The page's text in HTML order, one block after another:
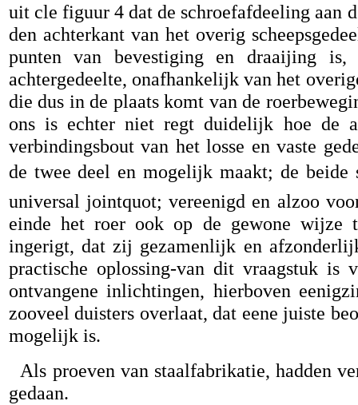
uit cle figuur 4 dat de schroefafdeeling aan
den achterkant van het overig
punten van bevestiging en draaijing
achtergedeelte, onafhankelijk van het
die dus in de plaats komt van de
ons is echter niet regt duidelijk hoe de
verbindingsbout van het losse en vaste
de twee deel en mogelijk maakt; de beide
universal jointquot; vereenigd en alzoo
einde het roer ook op de gewone wijze
ingerigt, dat zij gezamenlijk en
practische oplossing-van dit vraagstuk
ontvangene inlichtingen, hierboven
zooveel duisters overlaat, dat eene juiste
mogelijk is.
Als proeven van staalfabrikatie, hadden
gedaan.